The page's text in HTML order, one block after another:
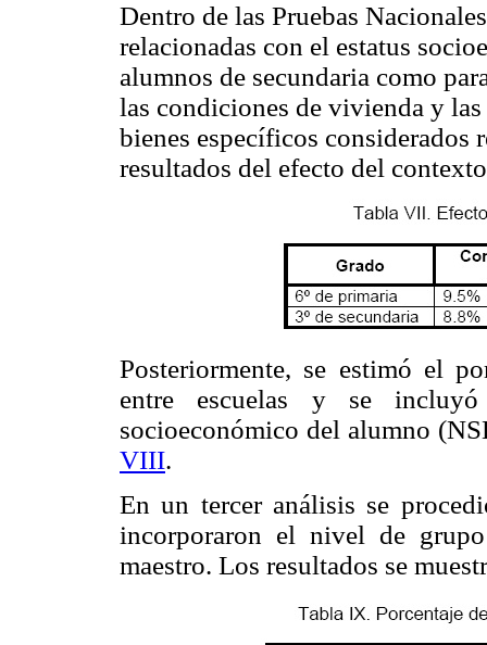
Dentro de las Pruebas
relacionadas con el estatus
alumnos de secundaria como
las condiciones de vivienda y
bienes específicos considerados
resultados del efecto del
Posteriormente, se estimó el
entre escuelas y se
socioeconómico del alumno
VIII.
En un tercer análisis se
incorporaron el nivel de
maestro. Los resultados se